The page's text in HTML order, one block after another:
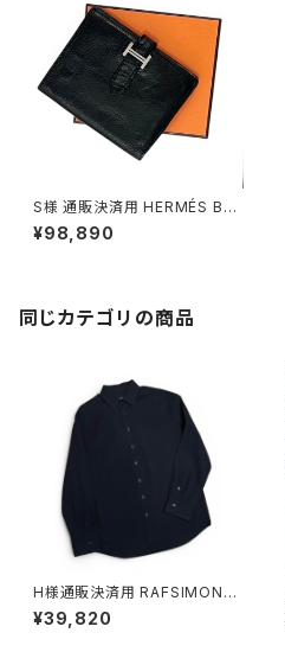
S様 通販決済用 HERMÉS Bea
rn Compact wallet
¥98,890
同じカテゴリの商品
H様通販決済用 RAFSIMONS
steched shirt
¥39,820